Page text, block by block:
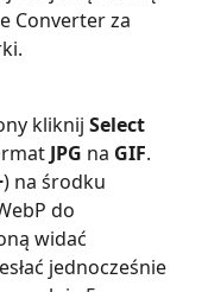
Converter za
kliknij Select
JPG na GIF.
) na środku
do
widać
jednocześnie